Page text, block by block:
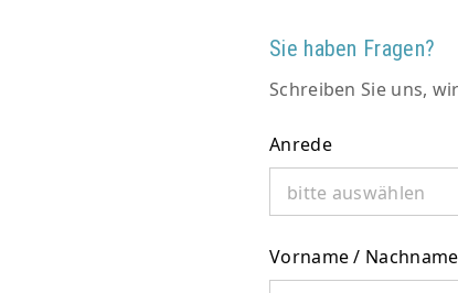
Sie haben Fragen?
Schreiben Sie uns,
Anrede
bitte auswählen
Vorname / Nachname